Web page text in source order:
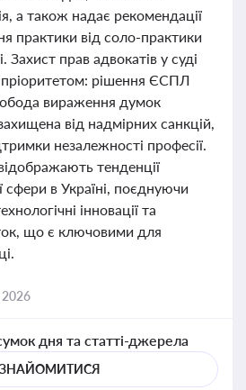
а також надає рекомендації
практики від соло-практики
прав адвокатів у суді
рішення ЄСПЛ
вираження думок
від надмірних санкцій,
незалежності професії.
тенденції
в Україні, поєднуючи
інновації та
що є ключовими для
дня та статті-джерела